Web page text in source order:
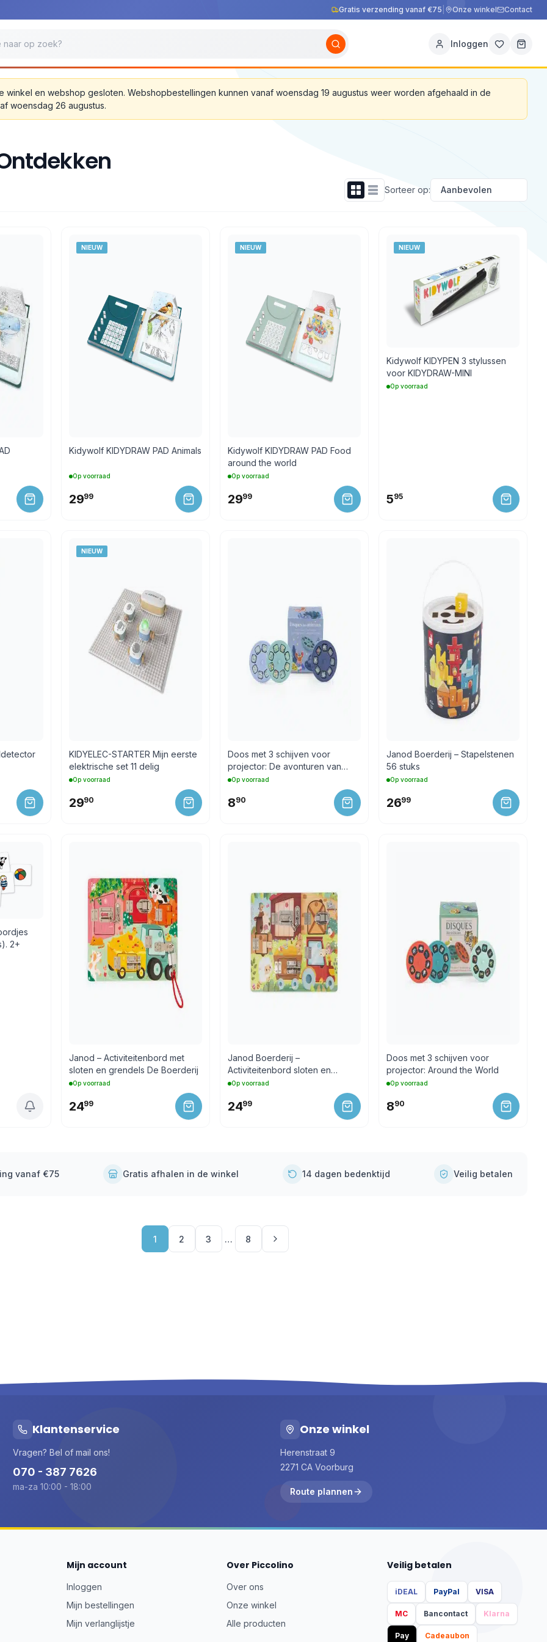
Gratis verzending vanaf €75 Onze winkel Contact
Inloggen
winkel en webshop gesloten. Webshopbestellingen kunnen vanaf woensdag 19 augustus weer worden afgehaald in de
woensdag 26 augustus.
Sorteer op:
NIEUW
Kidywolf KIDYDRAW PAD Animals
Op voorraad
2999
NIEUW
Kidywolf KIDYDRAW PAD Food
around the world
Op voorraad
2999
NIEUW
Kidywolf KIDYPEN 3 stylussen
voor KIDYDRAW-MINI
Op voorraad
595
NIEUW
KIDYELEC-STARTER Mijn eerste
elektrische set 11 delig
Op voorraad
2990
Doos met 3 schijven voor
projector: De avonturen van
Paulie
Op voorraad
890
Janod Boerderij – Stapelstenen
56 stuks
Op voorraad
2699
2+
Janod – Activiteitenbord met
sloten en grendels De Boerderij
Op voorraad
2499
Janod Boerderij –
Activiteitenbord sloten en
grendels
Op voorraad
2499
Doos met 3 schijven voor
projector: Around the World
Op voorraad
890
vanaf €75 Gratis afhalen in de winkel 14 dagen bedenktijd Veilig betalen
1 2 3 … 8
Klantenservice
Vragen? Bel of mail ons!
070 - 387 7626
ma-za 10:00 - 18:00
Onze winkel
Herenstraat 9
2271 CA Voorburg
Route plannen
Mijn account
Inloggen
Mijn bestellingen
Mijn verlanglijstje
Over Piccolino
Over ons
Onze winkel
Alle producten
Veilig betalen
iDEAL PayPal VISA
MC Bancontact Klarna
Pay Cadeaubon